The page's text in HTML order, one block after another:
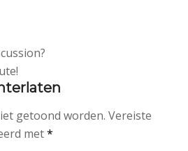
getoond worden. Vereiste
met*